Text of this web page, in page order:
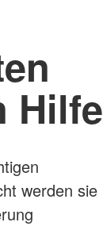
Hilfe
werden sie